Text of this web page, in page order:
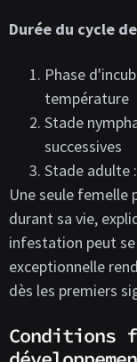
Durée du cycle
Phase
température
Stade
successives
Stade adulte
Une seule femelle
durant sa vie,
infestation peut
exceptionnelle
dès les premiers
Conditions